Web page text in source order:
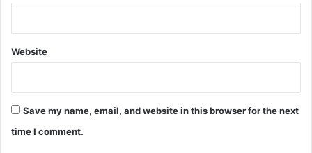
Website
Save my name, email, and website in this browser for the next
time I comment.